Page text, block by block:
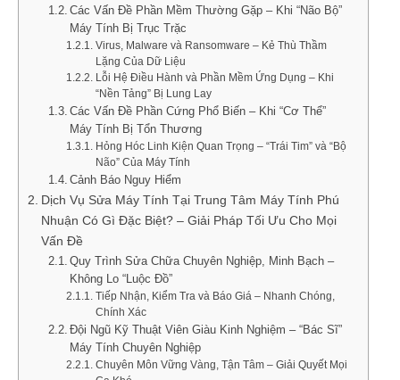
Các Vấn Đề Phần Mềm Thường Gặp – Khi “Não Bộ”
Máy Tính Bị Trục Trặc
Virus, Malware và Ransomware – Kẻ Thù Thầm
Lặng Của Dữ Liệu
Lỗi Hệ Điều Hành và Phần Mềm Ứng Dụng – Khi
“Nền Tảng” Bị Lung Lay
Các Vấn Đề Phần Cứng Phổ Biến – Khi “Cơ Thể”
Máy Tính Bị Tổn Thương
Hỏng Hóc Linh Kiện Quan Trọng – “Trái Tim” và “Bộ
Não” Của Máy Tính
Cảnh Báo Nguy Hiểm
Dịch Vụ Sửa Máy Tính Tại Trung Tâm Máy Tính Phú
Nhuận Có Gì Đặc Biệt? – Giải Pháp Tối Ưu Cho Mọi
Vấn Đề
Quy Trình Sửa Chữa Chuyên Nghiệp, Minh Bạch –
Không Lo “Luộc Đồ”
Tiếp Nhận, Kiểm Tra và Báo Giá – Nhanh Chóng,
Chính Xác
Đội Ngũ Kỹ Thuật Viên Giàu Kinh Nghiệm – “Bác Sĩ”
Máy Tính Chuyên Nghiệp
Chuyên Môn Vững Vàng, Tận Tâm – Giải Quyết Mọi